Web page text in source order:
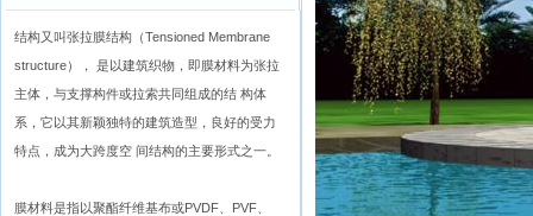
结构又叫张拉膜结构（Tensioned Membrane
structure）， 是以建筑织物，即膜材料为张拉
主体，与支撑构件或拉索共同组成的结 构体
系，它以其新颖独特的建筑造型，良好的受力
特点，成为大跨度空 间结构的主要形式之一。
膜材料是指以聚酯纤维基布或PVDF、PVF、